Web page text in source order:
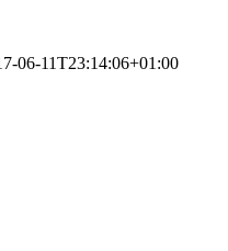
06-11T23:14:06+01:00